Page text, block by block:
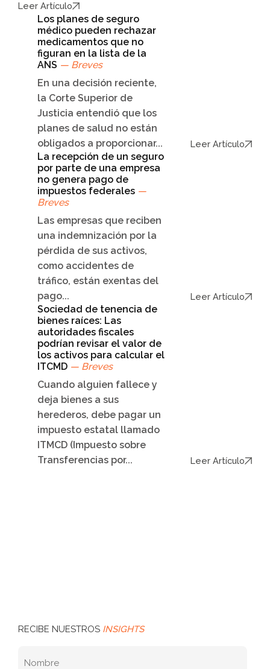
Leer Artículo
Los planes de seguro
médico pueden rechazar
medicamentos que no
figuran en la lista de la
ANS — Breves
En una decisión reciente,
la Corte Superior de
Justicia entendió que los
planes de salud no están
obligados a proporcionar...
Leer Artículo
La recepción de un seguro
por parte de una empresa
no genera pago de
impuestos federales —
Breves
Las empresas que reciben
una indemnización por la
pérdida de sus activos,
como accidentes de
tráfico, están exentas del
pago...
Leer Artículo
Sociedad de tenencia de
bienes raíces: Las
autoridades fiscales
podrían revisar el valor de
los activos para calcular el
ITCMD — Breves
Cuando alguien fallece y
deja bienes a sus
herederos, debe pagar un
impuesto estatal llamado
ITMCD (Impuesto sobre
Transferencias por...
Leer Artículo
RECIBE NUESTROS INSIGHTS